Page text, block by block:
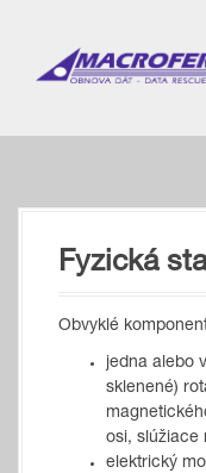
o
Fyzická
Obvyklé
jedna alebo
sklenené)
osi, slúžiace
elektrický